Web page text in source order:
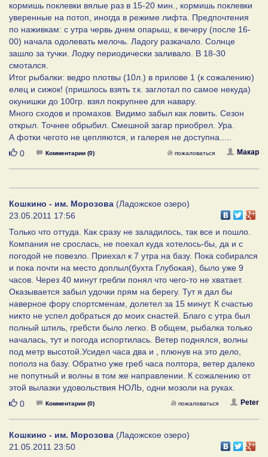
кормишь поклевки вялые раз в 15-20 мин., кормишь поклевки
уверенные на потоп, иногда в режиме лифта. Предпочтения
по наживкам: с утра червь днем опарыш, к вечеру (после 16-
00) начала одолевать мелочь. Ладогу разкачало. Солнце
зашло за тучки. Лодку периодически заливало. В 18-30
смотался.
Итог рыбалки: ведро плотвы (10л.) в прилове 1 (к сожалению)
елец и сижок! (пришлось взять т.к. заглотал по самое некуда)
окунишки до 100гр. взял покрупнее для навару.
Много сходов и промахов. Видимо забыл как ловить. Сезон
открыл. Точнее обрыбил. Смешной загар приобрел. Ура.
А фотки чегото не цепляются, и галерея не доступна.....
Нравится
0 Комментарии (0) Макар
пожаловаться
Кошкино - им. Морозова (Ладожское озеро)
23.05.2011 17:56
Только что оттуда. Как сразу не заладилось, так все и пошло.
Компания не срослась, не поехал куда хотелось-бы, да и с
погодой не повезло. Приехал к 7 утра на базу. Пока собирался
и пока почти на место доплыл(бухта Глубокая), было уже 9
часов. Через 40 минут гребли понял что чего-то не хватает.
Оказывается забыл удочки прям на берегу. Тут я дал бы
наверное фору спортсменам, долетел за 15 минут. К счастью
никто не успел добраться до моих снастей. Благо с утра был
полный штиль, гребсти было легко. В общем, рыбалка только
началась, тут и погода испортилась. Ветер поднялся, волны
под метр высотой.Усидел часа два и , плюнув на это дело,
пополз на базу. Обратно уже греб часа полтора, ветер далеко
не попутный и волны в том же направлении. К сожалению от
этой вылазки удовольствия НОЛЬ, одни мозоли на руках.
Нравится
0 Комментарии (0) Peter
пожаловаться
Кошкино - им. Морозова (Ладожское озеро)
21.05.2011 23:50